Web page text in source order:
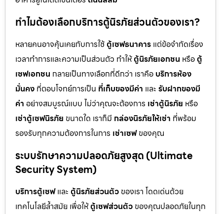
ทำไมต้องเลือกบริการตู้นิรภัยส่วนตัวของเรา?
หลายคนอาจคุ้นเคยกับการใช้ ตู้เซฟธนาคาร แต่ข้อจำกัดเรื่อง
เวลาทำการและความเป็นส่วนตัว ทำให้ตู้นิรภัยเอกชน หรือ ตู้
เซฟเอกชน กลายเป็นทางเลือกที่ดีกว่า เราคือ บริการห้อง
มั่นคง ที่ตอบโจทย์การเป็น ที่เก็บของมีค่า และ รับฝากของมี
ค่า อย่างสมบูรณ์แบบ ไม่ว่าคุณจะต้องการ เช่าตู้นิรภัย หรือ
เช่าตู้เซฟนิรภัย ขนาดใด เราก็มี กล่องนิรภัยให้เช่า ที่พร้อม
รองรับทุกความต้องการในการ เช่าเซฟของคุณ
ระบบรักษาความปลอดภัยสูงสุด (Ultimate
Security System)
บริการตู้เซฟและ ตู้นิรภัยส่วนตัว ของเรา โดดเด่นด้วย
เทคโนโลยีล้ำสมัย เพื่อให้ตู้เซฟส่วนตัว ของคุณปลอดภัยในทุก